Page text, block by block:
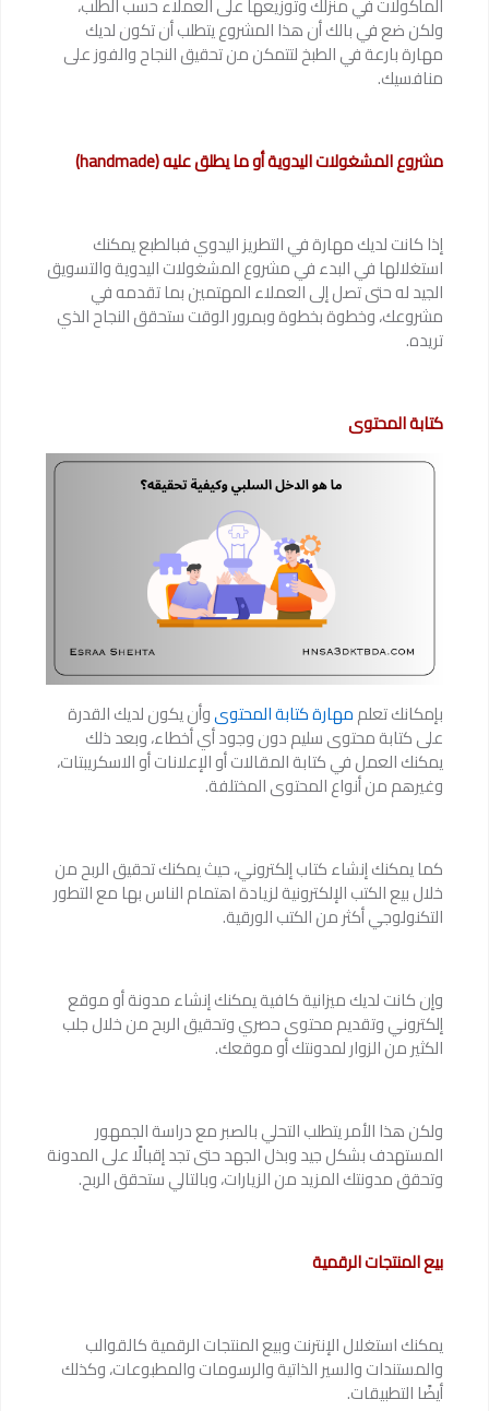
ولكن ضع في بالك أن هذا المشروع يتطلب أن تكون لديك
مهارة بارعة في الطبخ لتتمكن من تحقيق النجاح والفوز على
منافسيك.
مشروع المشغولات اليدوية أو ما يطلق عليه (handmade)
إذا كانت لديك مهارة في التطريز اليدوي فبالطبع يمكنك
استغلالها في البدء في مشروع المشغولات اليدوية والتسويق
الجيد له حتى تصل إلى العملاء المهتمين بما تقدمه في
مشروعك، وخطوة بخطوة وبمرور الوقت ستحقق النجاح الذي
تريده.
كتابة المحتوى
بإمكانك تعلممهارة كتابة المحتوىوأن يكون لديك القدرة
على كتابة محتوى سليم دون وجود أي أخطاء، وبعد ذلك
يمكنك العمل في كتابة المقالات أو الإعلانات أو الاسكريبتات،
وغيرهم من أنواع المحتوى المختلفة.
كما يمكنك إنشاء كتاب إلكتروني، حيث يمكنك تحقيق الربح من
خلال بيع الكتب الإلكترونية لزيادة اهتمام الناس بها مع التطور
التكنولوجي أكثر من الكتب الورقية.
وإن كانت لديك ميزانية كافية يمكنك إنشاء مدونة أو موقع
إلكتروني وتقديم محتوى حصري وتحقيق الربح من خلال جلب
الكثير من الزوار لمدونتك أو موقعك.
ولكن هذا الأمر يتطلب التحلي بالصبر مع دراسة الجمهور
المستهدف بشكل جيد وبذل الجهد حتى تجد إقبالًا على المدونة
وتحقق مدونتك المزيد من الزيارات، وبالتالي ستحقق الربح.
بيع المنتجات الرقمية
يمكنك استغلال الإنترنت وبيع المنتجات الرقمية كالقوالب
والمستندات والسير الذاتية والرسومات والمطبوعات، وكذلك
أيضًا التطبيقات.